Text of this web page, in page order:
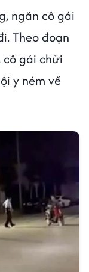
ngăn cô gái
Theo đoạn
gái chửi
y ném về